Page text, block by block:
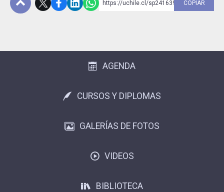
https://uchile.cl/sp241639 COPIAR
AGENDA
CURSOS Y DIPLOMAS
GALERÍAS DE FOTOS
VIDEOS
BIBLIOTECA